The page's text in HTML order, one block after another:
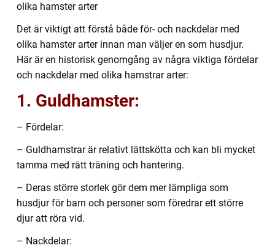
olika hamster arter
Det är viktigt att förstå både för- och nackdelar med
olika hamster arter innan man väljer en som husdjur.
Här är en historisk genomgång av några viktiga fördelar
och nackdelar med olika hamstrar arter:
1. Guldhamster:
– Fördelar:
– Guldhamstrar är relativt lättskötta och kan bli mycket
tamma med rätt träning och hantering.
– Deras större storlek gör dem mer lämpliga som
husdjur för barn och personer som föredrar ett större
djur att röra vid.
– Nackdelar: